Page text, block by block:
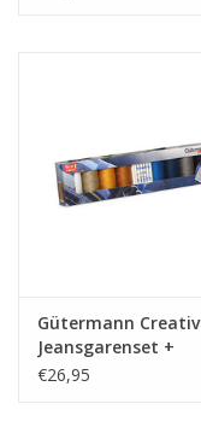
Gütermann Creativ
Jeansgarenset +
Jeansnaalden
€26,95